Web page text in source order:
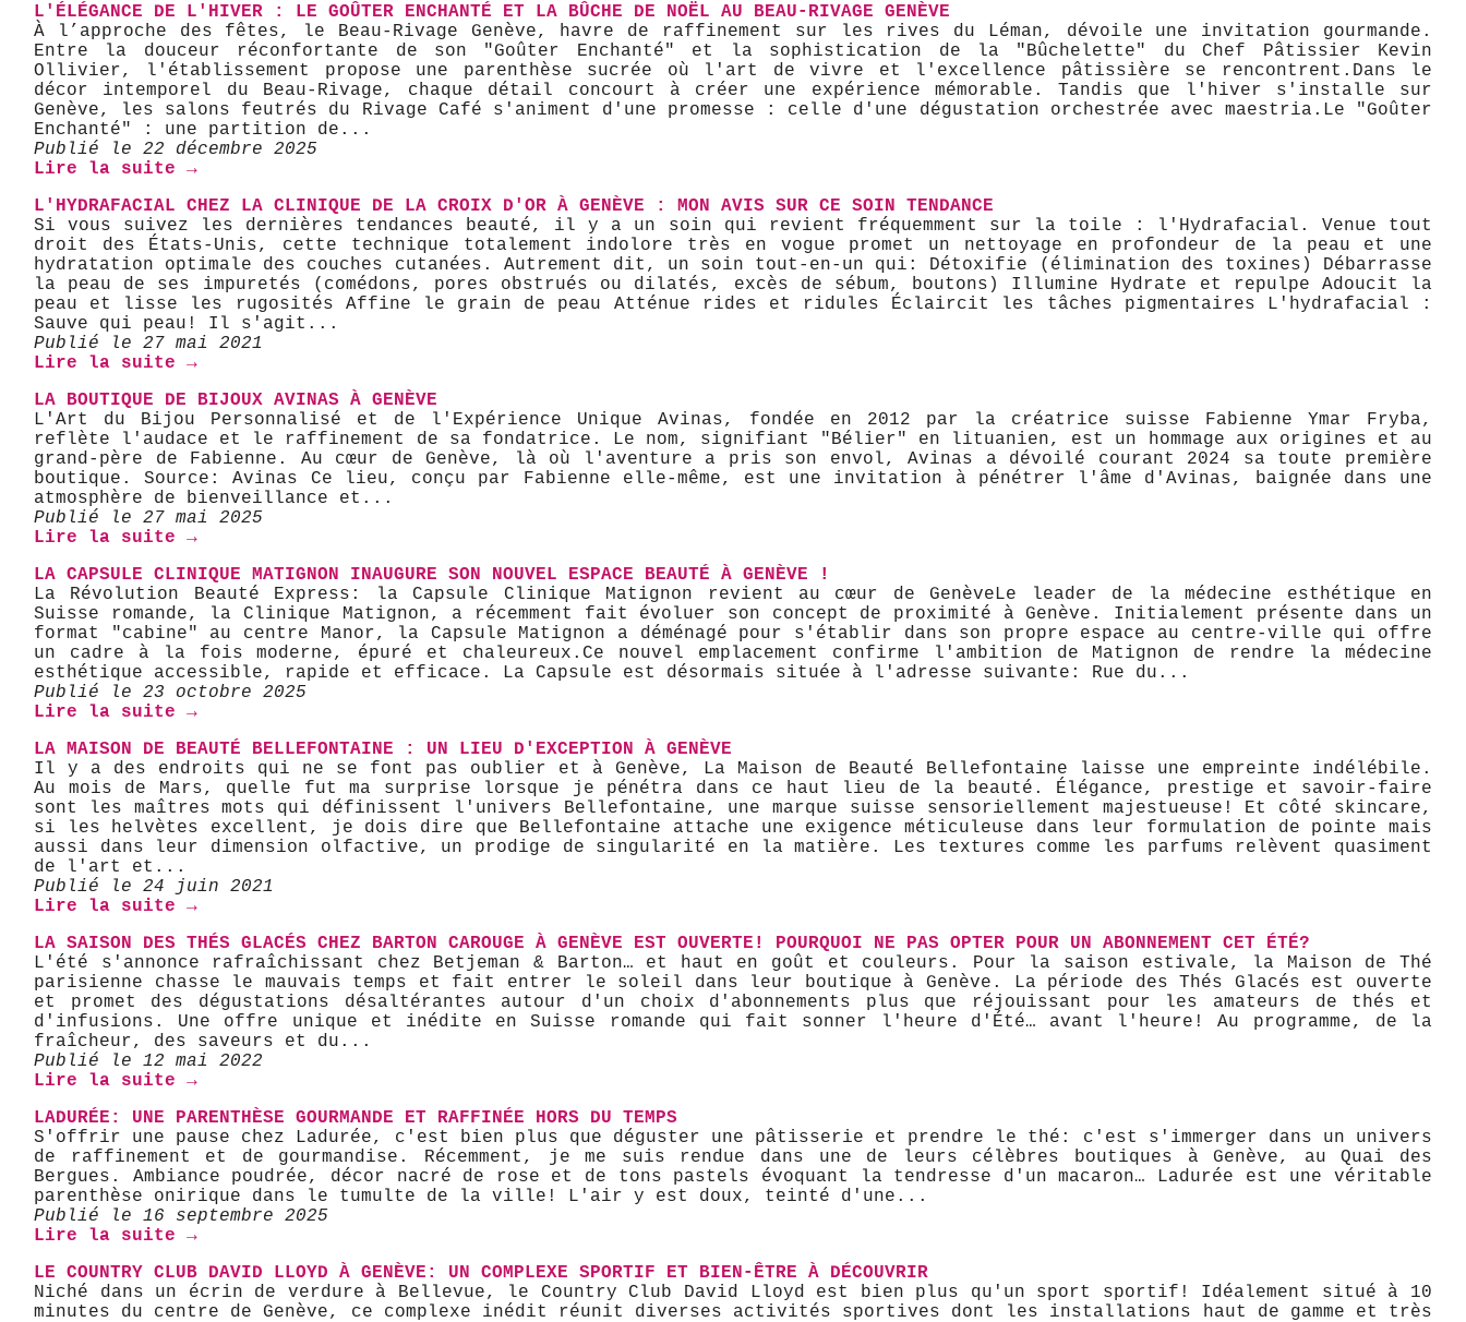
L'ÉLÉGANCE DE L'HIVER : LE GOÛTER ENCHANTÉ ET LA BÛCHE DE NOËL AU BEAU-RIVAGE GENÈVE
​À l’approche des fêtes, le Beau-Rivage Genève, havre de raffinement sur les rives du Léman, dévoile une invitation gourmande.
Entre la douceur réconfortante de son "Goûter Enchanté" et la sophistication de la "Bûchelette" du Chef Pâtissier Kevin
Ollivier, l'établissement propose une parenthèse sucrée où l'art de vivre et l'excellence pâtissière se rencontrent. ​Dans le
décor intemporel du Beau-Rivage, chaque détail concourt à créer une expérience mémorable. Tandis que l'hiver s'installe sur
Genève, les salons feutrés du Rivage Café s'animent d'une promesse : celle d'une dégustation orchestrée avec maestria. ​Le "Goûter
Enchanté" : une partition de...
Publié le 22 décembre 2025
Lire la suite →
L'HYDRAFACIAL CHEZ LA CLINIQUE DE LA CROIX D'OR À GENÈVE : MON AVIS SUR CE SOIN TENDANCE
Si vous suivez les dernières tendances beauté, il y a un soin qui revient fréquemment sur la toile : l'Hydrafacial. Venue tout
droit des États-Unis, cette technique totalement indolore très en vogue promet un nettoyage en profondeur de la peau et une
hydratation optimale des couches cutanées. Autrement dit, un soin tout-en-un qui: Détoxifie (élimination des toxines) Débarrasse
la peau de ses impuretés (comédons, pores obstrués ou dilatés, excès de sébum, boutons) Illumine Hydrate et repulpe Adoucit la
peau et lisse les rugosités Affine le grain de peau Atténue rides et ridules Éclaircit les tâches pigmentaires L'hydrafacial :
Sauve qui peau! Il s'agit...
Publié le 27 mai 2021
Lire la suite →
LA BOUTIQUE DE BIJOUX AVINAS À GENÈVE
L'Art du Bijou Personnalisé et de l'Expérience Unique Avinas, fondée en 2012 par la créatrice suisse Fabienne Ymar Fryba,
reflète l'audace et le raffinement de sa fondatrice. Le nom, signifiant "Bélier" en lituanien, est un hommage aux origines et au
grand-père de Fabienne. Au cœur de Genève, là où l'aventure a pris son envol, Avinas a dévoilé courant 2024 sa toute première
boutique. Source: Avinas Ce lieu, conçu par Fabienne elle-même, est une invitation à pénétrer l'âme d'Avinas, baignée dans une
atmosphère de bienveillance et...
Publié le 27 mai 2025
Lire la suite →
LA CAPSULE CLINIQUE MATIGNON INAUGURE SON NOUVEL ESPACE BEAUTÉ À GENÈVE !
La Révolution Beauté Express: la Capsule Clinique Matignon revient au cœur de Genève ​Le leader de la médecine esthétique en
Suisse romande, la Clinique Matignon, a récemment fait évoluer son concept de proximité à Genève. Initialement présente dans un
format "cabine" au centre Manor, la Capsule Matignon a déménagé pour s'établir dans son propre espace au centre-ville qui offre
un cadre à la fois moderne, épuré et chaleureux. ​Ce nouvel emplacement confirme l'ambition de Matignon de rendre la médecine
esthétique accessible, rapide et efficace. La Capsule est désormais située à l'adresse suivante: Rue du...
Publié le 23 octobre 2025
Lire la suite →
LA MAISON DE BEAUTÉ BELLEFONTAINE : UN LIEU D'EXCEPTION À GENÈVE
Il y a des endroits qui ne se font pas oublier et à Genève, La Maison de Beauté Bellefontaine laisse une empreinte indélébile.
Au mois de Mars, quelle fut ma surprise lorsque je pénétra dans ce haut lieu de la beauté. Élégance, prestige et savoir-faire
sont les maîtres mots qui définissent l'univers Bellefontaine, une marque suisse sensoriellement majestueuse! Et côté skincare,
si les helvètes excellent, je dois dire que Bellefontaine attache une exigence méticuleuse dans leur formulation de pointe mais
aussi dans leur dimension olfactive, un prodige de singularité en la matière. Les textures comme les parfums relèvent quasiment
de l'art et...
Publié le 24 juin 2021
Lire la suite →
LA SAISON DES THÉS GLACÉS CHEZ BARTON CAROUGE À GENÈVE EST OUVERTE! POURQUOI NE PAS OPTER POUR UN ABONNEMENT CET ÉTÉ?
L'été s'annonce rafraîchissant chez Betjeman & Barton… et haut en goût et couleurs. Pour la saison estivale, la Maison de Thé
parisienne chasse le mauvais temps et fait entrer le soleil dans leur boutique à Genève. La période des Thés Glacés est ouverte
et promet des dégustations désaltérantes autour d'un choix d'abonnements plus que réjouissant pour les amateurs de thés et
d'infusions. Une offre unique et inédite en Suisse romande qui fait sonner l'heure d'Été… avant l'heure! Au programme, de la
fraîcheur, des saveurs et du...
Publié le 12 mai 2022
Lire la suite →
LADURÉE: UNE PARENTHÈSE GOURMANDE ET RAFFINÉE HORS DU TEMPS
​S'offrir une pause chez Ladurée, c'est bien plus que déguster une pâtisserie et prendre le thé: c'est s'immerger dans un univers
de raffinement et de gourmandise. Récemment, je me suis rendue dans une de leurs célèbres boutiques à Genève, au Quai des
Bergues. Ambiance poudrée, décor nacré de rose et de tons pastels évoquant la tendresse d'un macaron… Ladurée est une véritable
parenthèse onirique dans le tumulte de la ville! L'air y est doux, teinté d'une...
Publié le 16 septembre 2025
Lire la suite →
LE COUNTRY CLUB DAVID LLOYD À GENÈVE: UN COMPLEXE SPORTIF ET BIEN-ÊTRE À DÉCOUVRIR
Niché dans un écrin de verdure à Bellevue, le Country Club David Lloyd est bien plus qu'un sport sportif! Idéalement situé à 10
minutes du centre de Genève, ce complexe inédit réunit diverses activités sportives dont les installations haut de gamme et très